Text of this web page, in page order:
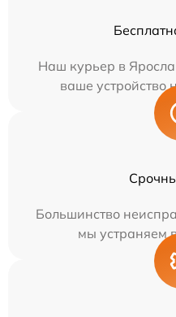
Наш курьер в
ваше устройство
Большинство
мы устраняем